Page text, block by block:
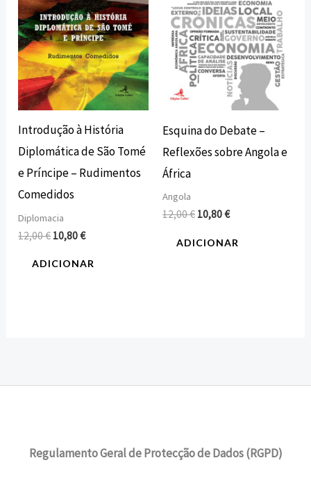
Introdução à História
Diplomática de São Tomé
e Príncipe – Rudimentos
Comedidos
Diplomacia
12,00€ 10,80€
ADICIONAR
Esquina do Debate –
Reflexões sobre Angola e
África
Angola
12,00€ 10,80€
ADICIONAR
Regulamento Geral de Protecção de Dados (RGPD)